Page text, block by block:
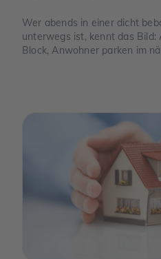
Wer abends in einer dicht
unterwegs ist, kennt das Bild:
Block, Anwohner parken im
und E-Mobilität den Wert
Garage verändern können.